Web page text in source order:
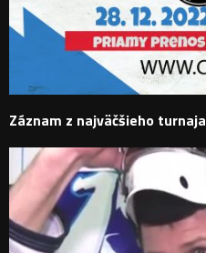
Záznam z najväčšieho